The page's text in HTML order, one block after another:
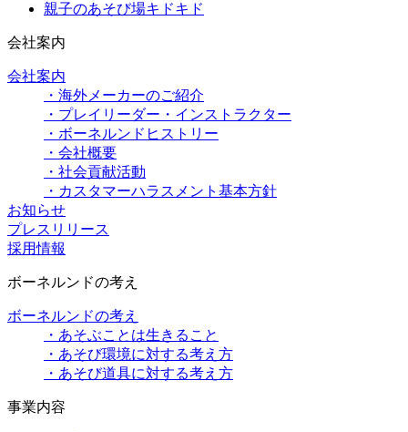
親子のあそび場キドキド
会社案内
会社案内
・海外メーカーのご紹介
・プレイリーダー・インストラクター
・ボーネルンドヒストリー
・会社概要
・社会貢献活動
・カスタマーハラスメント基本方針
お知らせ
プレスリリース
採用情報
ボーネルンドの考え
ボーネルンドの考え
・あそぶことは生きること
・あそび環境に対する考え方
・あそび道具に対する考え方
事業内容